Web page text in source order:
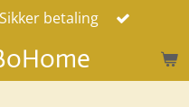
Sikker betaling